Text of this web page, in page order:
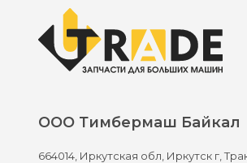
ООО Тимбермаш Байкал
664014, Иркутская обл, Иркутск г,